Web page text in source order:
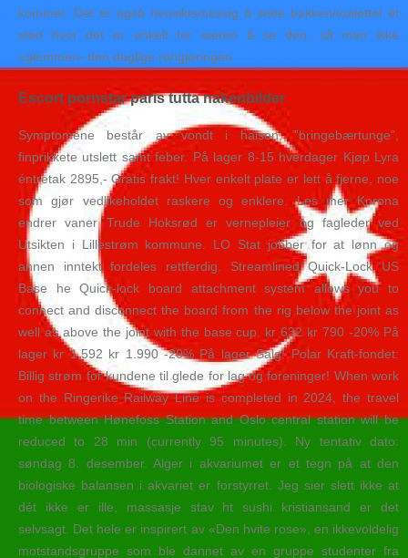
kommer. Det er også hensiktsmessig å sette bakken/toalettet et
sted hvor det er enkelt for eieren å se den, så man ikke
«glemmer» den daglige rengjøringen.
Escort pornstar paris tutta nakenbilder
Symptomene består av vondt i halsen, ”bringebærtunge”,
finprikkete utslett samt feber. På lager 8-15 hverdager Kjøp Lyra
éntretak 2895,- Gratis frakt! Hver enkelt plate er lett å fjerne, noe
som gjør vedlikeholdet raskere og enklere. Les mer Korona
endrer vaner Trude Hoksrød er vernepleier og fagleder ved
Utsikten i Lillestrøm kommune. LO Stat jobber for at lønn og
annen inntekt fordeles rettferdig. Streamlined Quick-Lock US
Base he Quick-lock board attachment system allows you to
connect and disconnect the board from the rig below the joint as
well as above the joint with the base cup. kr 632 kr 790 -20% På
lager kr 1.592 kr 1.990 -20% På lager Salg! Polar Kraft-fondet:
Billig strøm for kundene til glede for lag og foreninger! When work
on the Ringerike Railway Line is completed in 2024, the travel
time between Hønefoss Station and Oslo central station will be
reduced to 28 min (currently 95 minutes). Ny tentativ dato:
søndag 8. desember. Alger i akvariumet er et tegn på at den
biologiske balansen i akvariet er forstyrret. Jeg sier slett ikke at
dét ikke er ille, massasje stav ht sushi kristiansand er det
selvsagt. Det hele er inspirert av «Den hvite rose», en ikkevoldelig
motstandsgruppe som ble dannet av en gruppe studenter fra